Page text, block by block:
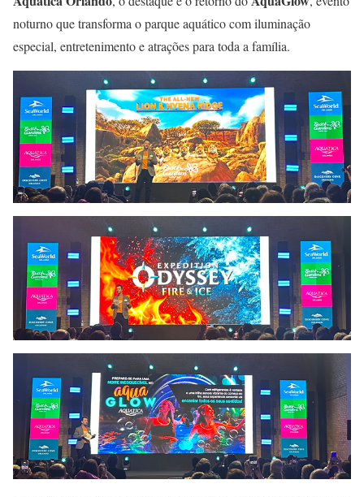
noturno que transforma o parque aquático com iluminação
especial, entretenimento e atrações para toda a família.